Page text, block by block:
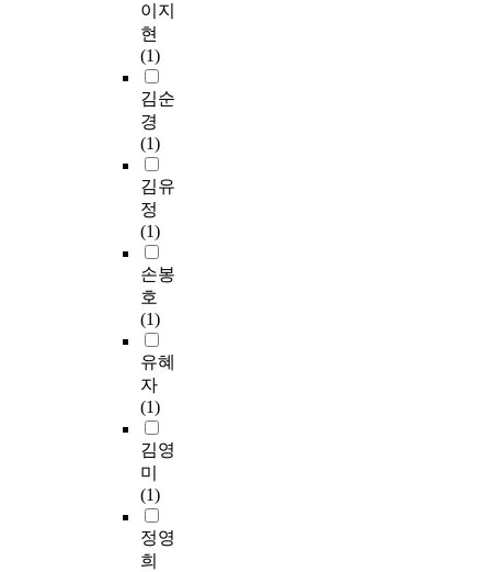
이지
현
(1)
김순
경
(1)
김유
정
(1)
손봉
호
(1)
유혜
자
(1)
김영
미
(1)
정영
희